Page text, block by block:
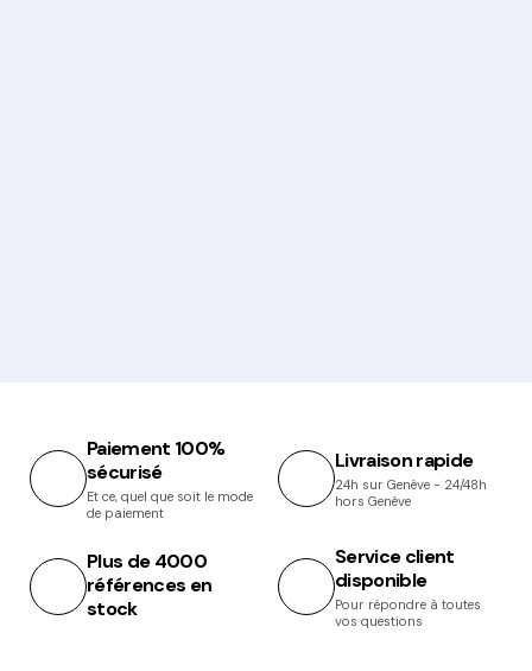
Paiement 100%
sécurisé
Et ce, quel que soit le mode
de paiement
Livraison rapide
24h sur Genève - 24/48h
hors Genève
Plus de 4000
références en
stock
Service client
disponible
Pour répondre à toutes
vos questions